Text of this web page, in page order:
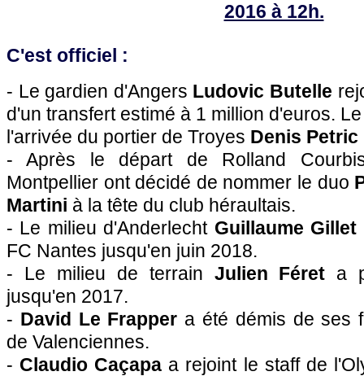
2016 à 12h.
C'est officiel :
- Le gardien d'Angers Ludovic Butelle
d'un transfert estimé à 1 million d'euros.
l'arrivée du portier de Troyes Denis Petric
- Après le départ de Rolland
Montpellier ont décidé de nommer le duo
Martini à la tête du club héraultais.
- Le milieu d'Anderlecht Guillaume Gillet
FC Nantes jusqu'en juin 2018.
- Le milieu de terrain Julien Féret a
jusqu'en 2017.
- David Le Frapper a été démis de ses
de Valenciennes.
- Claudio Caçapa a rejoint le staff de